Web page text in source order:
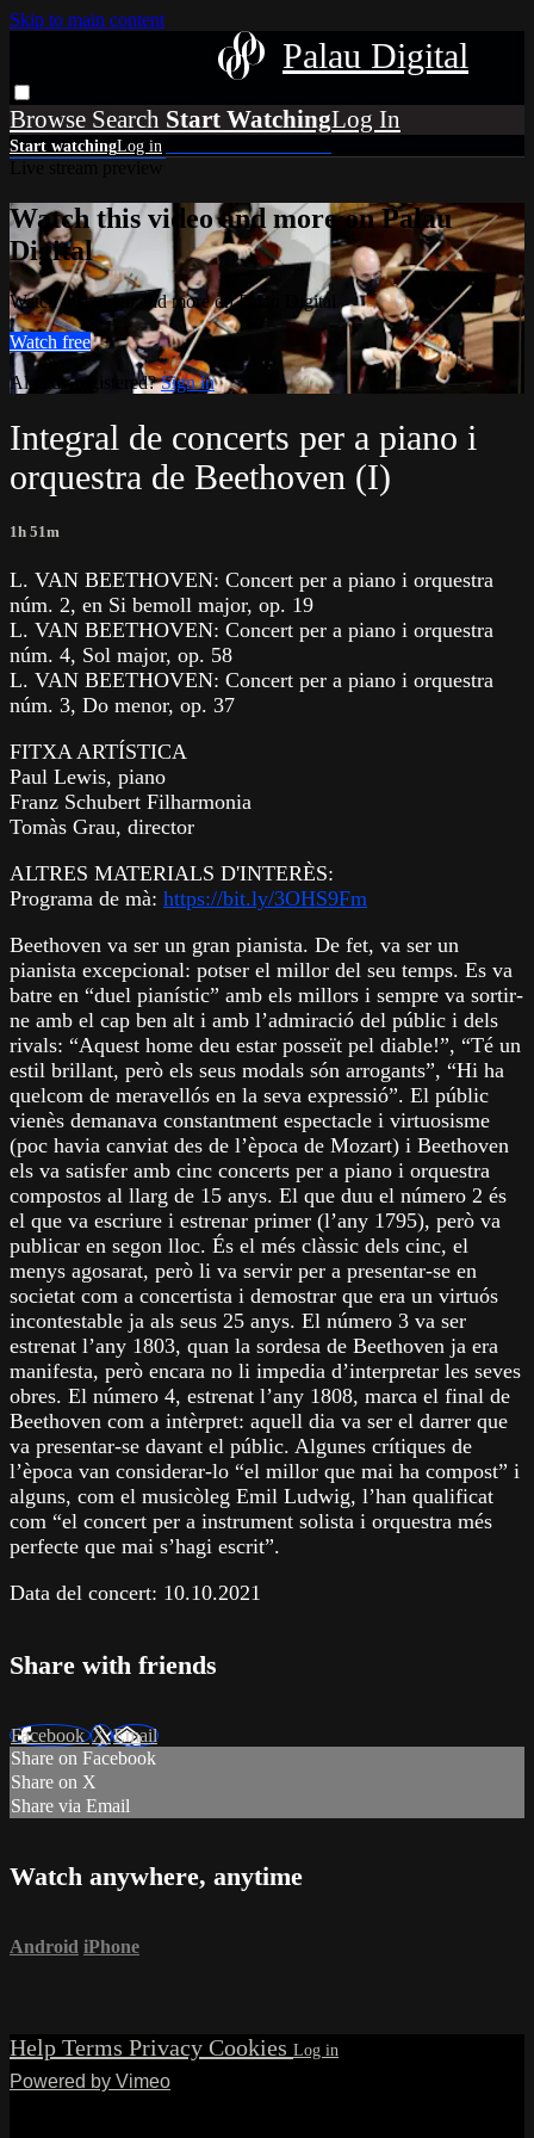
Skip to main content
Palau Digital
Browse Search
Watch this video and more on Palau
Digital
Watch this video and more on Palau Digital
Watch free
Already registered?Sign in
Integral de concerts per a piano i
orquestra de Beethoven (I)
1h 51m
L. VAN BEETHOVEN: Concert per a piano i orquestra
núm. 2, en Si bemoll major, op. 19
L. VAN BEETHOVEN: Concert per a piano i orquestra
núm. 4, Sol major, op. 58
L. VAN BEETHOVEN: Concert per a piano i orquestra
núm. 3, Do menor, op. 37
FITXA ARTÍSTICA
Paul Lewis, piano
Franz Schubert Filharmonia
Tomàs Grau, director
ALTRES MATERIALS D'INTERÈS:
Programa de mà: https://bit.ly/3OHS9Fm
Beethoven va ser un gran pianista. De fet, va ser un
pianista excepcional: potser el millor del seu temps. Es va
batre en “duel pianístic” amb els millors i sempre va sortir-
ne amb el cap ben alt i amb l’admiració del públic i dels
rivals: “Aquest home deu estar posseït pel diable!”, “Té un
estil brillant, però els seus modals són arrogants”, “Hi ha
quelcom de meravellós en la seva expressió”. El públic
vienès demanava constantment espectacle i virtuosisme
(poc havia canviat des de l’època de Mozart) i Beethoven
els va satisfer amb cinc concerts per a piano i orquestra
compostos al llarg de 15 anys. El que duu el número 2 és
el que va escriure i estrenar primer (l’any 1795), però va
publicar en segon lloc. És el més clàssic dels cinc, el
menys agosarat, però li va servir per a presentar-se en
societat com a concertista i demostrar que era un virtuós
incontestable ja als seus 25 anys. El número 3 va ser
estrenat l’any 1803, quan la sordesa de Beethoven ja era
manifesta, però encara no li impedia d’interpretar les seves
obres. El número 4, estrenat l’any 1808, marca el final de
Beethoven com a intèrpret: aquell dia va ser el darrer que
va presentar-se davant el públic. Algunes crítiques de
l’època van considerar-lo “el millor que mai ha compost” i
alguns, com el musicòleg Emil Ludwig, l’han qualificat
com “el concert per a instrument solista i orquestra més
perfecte que mai s’hagi escrit”.
Data del concert: 10.10.2021
Share with friends
FacebookXEmail
Share on Facebook
Share on X
Share via Email
Watch anywhere, anytime
Android iPhone
Help Terms Privacy Cookies
Powered by Vimeo